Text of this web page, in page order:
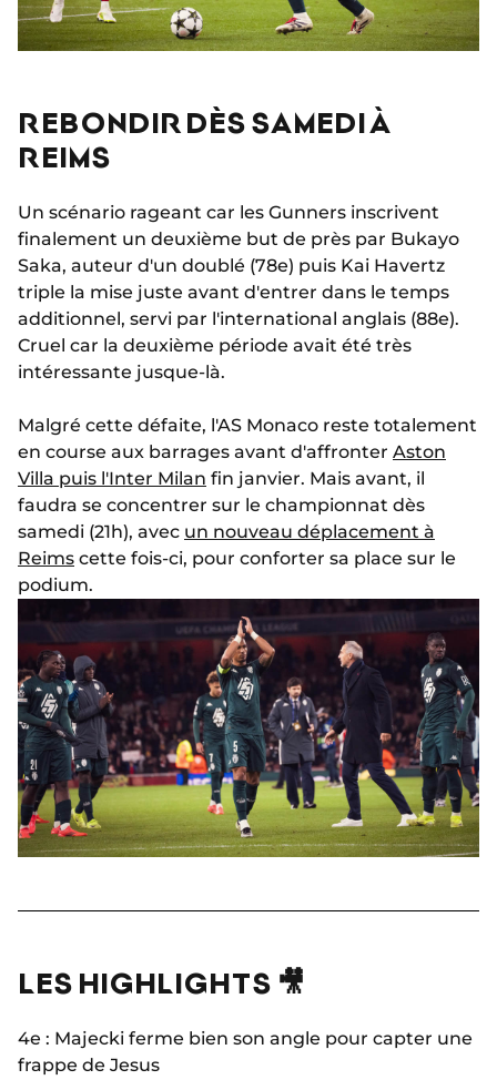
REBONDIR DÈS SAMEDI À
REIMS
Un scénario rageant car les Gunners inscrivent
finalement un deuxième but de près par Bukayo
Saka, auteur d'un doublé (78e) puis Kai Havertz
triple la mise juste avant d'entrer dans le temps
additionnel, servi par l'international anglais (88e).
Cruel car la deuxième période avait été très
intéressante jusque-là.
Malgré cette défaite, l'AS Monaco reste totalement
en course aux barrages avant d'affronter Aston
Villa puis l'Inter Milan fin janvier. Mais avant, il
faudra se concentrer sur le championnat dès
samedi (21h), avec un nouveau déplacement à
Reims cette fois-ci, pour conforter sa place sur le
podium.
LES HIGHLIGHTS 🎥
4e : Majecki ferme bien son angle pour capter une
frappe de Jesus